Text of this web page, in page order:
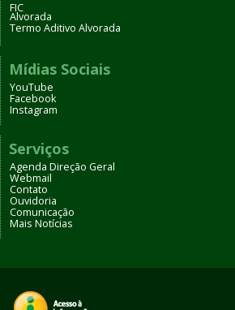
FIC
Alvorada
Termo Aditivo Alvorada
Mídias Sociais
YouTube
Facebook
Instagram
Serviços
Agenda Direção Geral
Webmail
Contato
Ouvidoria
Comunicação
Mais Notícias